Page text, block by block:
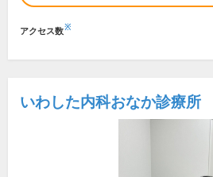
アクセス数※
いわした内科おなか診療所